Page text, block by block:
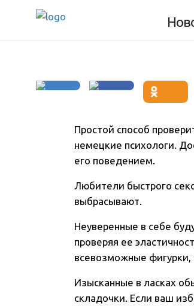
Простой способ
немецкие психологи.
его поведением.
Любители быстрого
выбрасывают.
Неуверенные в себе
проверяя ее
всевозможные фигурки,
Изысканные в ласках
складочки. Если ваш